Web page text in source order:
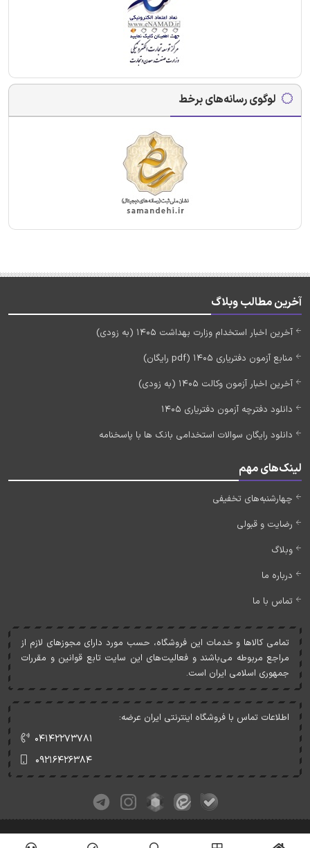
لوگوی رسانه‌های برخط
آخرین مطالب وبلاگ
آخرین اخبار استخدام وزارت بهداشت 1405 (به زودی)
منابع آزمون دفتریاری 1405 (pdf رایگان)
آخرین اخبار آزمون وکالت 1405 (به زودی)
دانلود دفترچه آزمون دفتریاری 1405
دانلود رایگان سوالات استخدامی بانک ها با پاسخنامه
لینک‌های مهم
چهارشنبه‌های تخفیفی
رضایت و قبولی
وبلاگ
درباره ما
تماس با ما
تمامی کالاها و خدمات اين فروشگاه، حسب مورد دارای مجوزهای لازم از
مراجع مربوطه می‌باشند و فعاليت‌های اين سايت تابع قوانين و مقررات
جمهوری اسلامی ايران است.
اطلاعات تماس با فروشگاه اینترنتی ایران عرضه:
۰۴۱۴۲۲۷۳۷۸۱
۰۹۲۱۶۴۲۶۳۸۴